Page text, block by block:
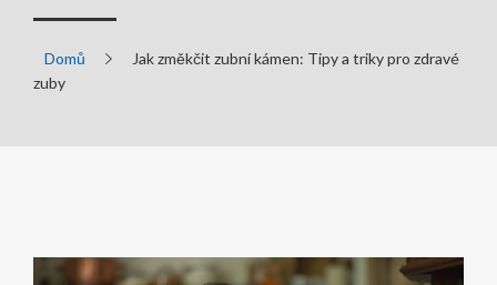
Domů
Jak změkčit zubní kámen: Tipy a triky pro zdravé
zuby